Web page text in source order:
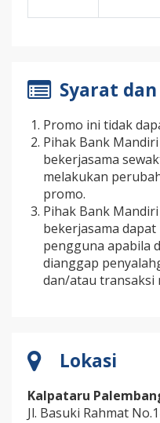
Syarat
Promo ini tidak
Pihak Bank
bekerjasama
melakukan
promo.
Pihak Bank
bekerjasama
pengguna apabila
dianggap
dan/atau transaksi
Lokasi
Kalpataru
Jl. Basuki Rahmat